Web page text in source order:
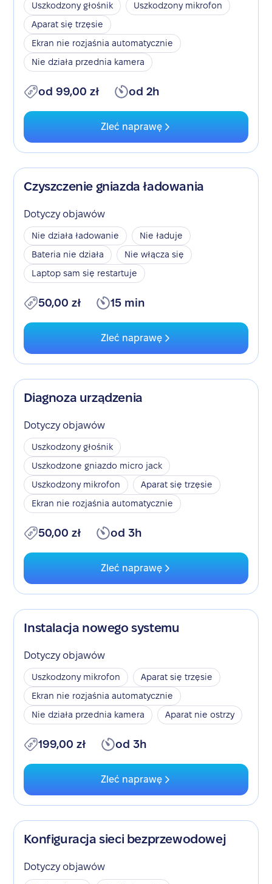
Uszkodzony głośnik
Uszkodzony mikrofon
Aparat się trzęsie
Ekran nie rozjaśnia automatycznie
Nie działa przednia kamera
od 99,00 zł od 2h
Zleć naprawę
Czyszczenie gniazda ładowania
Dotyczy objawów
Nie działa ładowanie
Nie ładuje
Bateria nie działa
Nie włącza się
Laptop sam się restartuje
50,00 zł 15 min
Zleć naprawę
Diagnoza urządzenia
Dotyczy objawów
Uszkodzony głośnik
Uszkodzone gniazdo micro jack
Uszkodzony mikrofon
Aparat się trzęsie
Ekran nie rozjaśnia automatycznie
50,00 zł od 3h
Zleć naprawę
Instalacja nowego systemu
Dotyczy objawów
Uszkodzony mikrofon
Aparat się trzęsie
Ekran nie rozjaśnia automatycznie
Nie działa przednia kamera
Aparat nie ostrzy
199,00 zł od 3h
Zleć naprawę
Konfiguracja sieci bezprzewodowej
Dotyczy objawów